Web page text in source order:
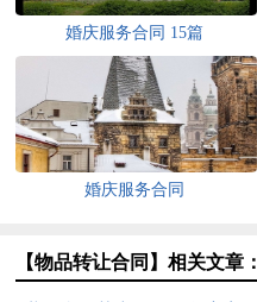
婚庆服务合同 15篇
婚庆服务合同
【物品转让合同】相关文章：